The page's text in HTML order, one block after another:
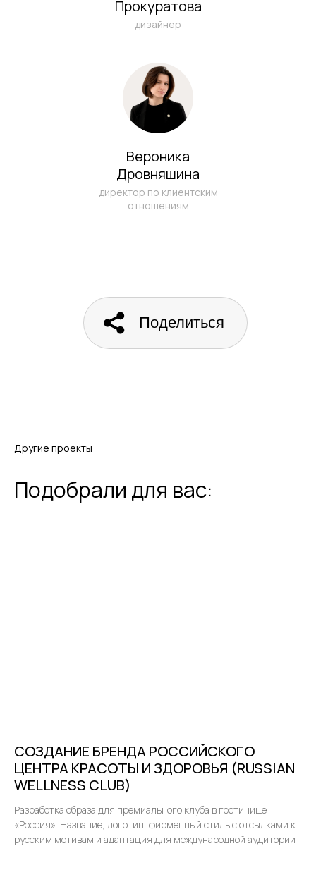
Прокуратова
дизайнер
Вероника
Дровняшина
директор по клиентским
отношениям
Поделиться
Другие проекты
Подобрали для вас:
СОЗДАНИЕ БРЕНДА РОССИЙСКОГО
ЦЕНТРА КРАСОТЫ И ЗДОРОВЬЯ (RUSSIAN
WELLNESS CLUB)
Разработка образа для премиального клуба в гостинице
«Россия». Название, логотип, фирменный стиль с отсылками к
русским мотивам и адаптация для международной аудитории